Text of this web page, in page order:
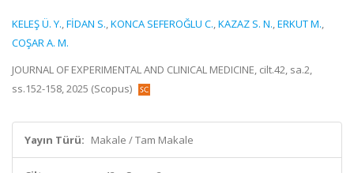
KELEŞ Ü. Y.,FİDAN S.,KONCA SEFEROĞLU C.,KAZAZ S. N.,ERKUT M.,
COŞAR A. M.
JOURNAL OF EXPERIMENTAL AND CLINICAL MEDICINE, cilt.42, sa.2,
ss.152-158, 2025 (Scopus)
Yayın Türü: Makale / Tam Makale